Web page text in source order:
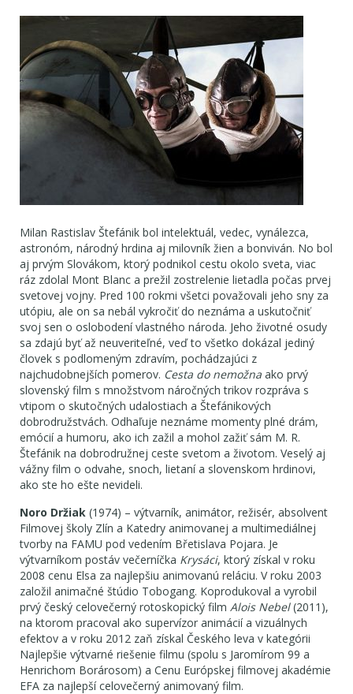
Milan Rastislav Štefánik bol intelektuál, vedec, vynálezca,
astronóm, národný hrdina aj milovník žien a bonviván. No bol
aj prvým Slovákom, ktorý podnikol cestu okolo sveta, viac
ráz zdolal Mont Blanc a prežil zostrelenie lietadla počas prvej
svetovej vojny. Pred 100 rokmi všetci považovali jeho sny za
utópiu, ale on sa nebál vykročiť do neznáma a uskutočniť
svoj sen o oslobodení vlastného národa. Jeho životné osudy
sa zdajú byť až neuveriteľné, veď to všetko dokázal jediný
človek s podlomeným zdravím, pochádzajúci z
najchudobnejších pomerov. Cesta do nemožna ako prvý
slovenský film s množstvom náročných trikov rozpráva s
vtipom o skutočných udalostiach a Štefánikových
dobrodružstvách. Odhaľuje neznáme momenty plné drám,
emócií a humoru, ako ich zažil a mohol zažiť sám M. R.
Štefánik na dobrodružnej ceste svetom a životom. Veselý aj
vážny film o odvahe, snoch, lietaní a slovenskom hrdinovi,
ako ste ho ešte nevideli.
Noro Držiak (1974) – výtvarník, animátor, režisér, absolvent
Filmovej školy Zlín a Katedry animovanej a multimediálnej
tvorby na FAMU pod vedením Břetislava Pojara. Je
výtvarníkom postáv večerníčka Krysáci, ktorý získal v roku
2008 cenu Elsa za najlepšiu animovanú reláciu. V roku 2003
založil animačné štúdio Tobogang. Koprodukoval a vyrobil
prvý český celovečerný rotoskopický film Alois Nebel(2011),
na ktorom pracoval ako supervízor animácií a vizuálnych
efektov a v roku 2012 zaň získal Českého leva v kategórii
Najlepšie výtvarné riešenie filmu (spolu s Jaromírom 99 a
Henrichom Borárosom) a Cenu Európskej filmovej akadémie
EFA za najlepší celovečerný animovaný film.